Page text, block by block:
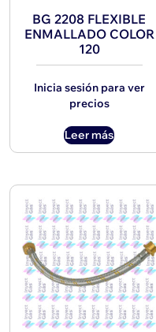
BG 2208 FLEXIBLE
ENMALLADO COLOR
120
Inicia sesión para ver
precios
Leer más